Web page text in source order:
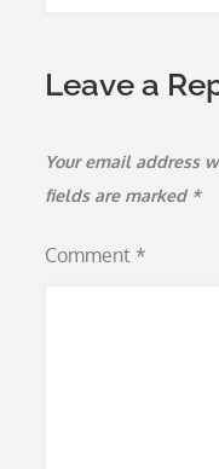
Leave a
Your email address
fields are marked *
Comment *